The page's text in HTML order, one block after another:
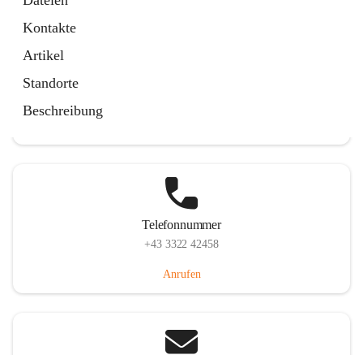
Kontakte
Artikel
Standorte
Beschreibung
Telefonnummer
+43 3322 42458
Anrufen